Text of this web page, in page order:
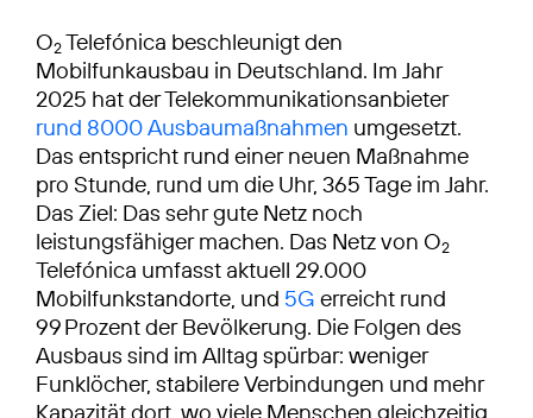
O2Telefónica beschleunigt den
Mobilfunkausbau in Deutschland. Im Jahr
2025 hat der Telekommunikationsanbieter
rund 8000 Ausbaumaßnahmen umgesetzt.
Das entspricht rund einer neuen Maßnahme
pro Stunde, rund um die Uhr, 365 Tage im Jahr.
Das Ziel: Das sehr gute Netz noch
leistungsfähiger machen. Das Netz von O2
Telefónica umfasst aktuell 29.000
Mobilfunkstandorte, und 5G erreicht rund
99 Prozent der Bevölkerung. Die Folgen des
Ausbaus sind im Alltag spürbar: weniger
Funklöcher, stabilere Verbindungen und mehr
Kapazität dort, wo viele Menschen gleichzeitig